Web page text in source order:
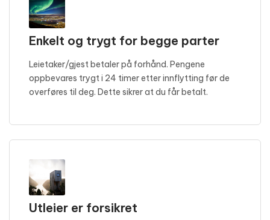
Enkelt og trygt for begge parter
Leietaker/gjest betaler på forhånd. Pengene
oppbevares trygt i 24 timer etter innflytting før de
overføres til deg. Dette sikrer at du får betalt.
Utleier er forsikret